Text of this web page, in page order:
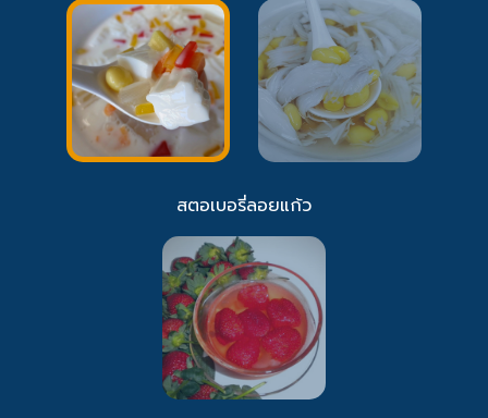
สตอเบอรี่ลอยแก้ว